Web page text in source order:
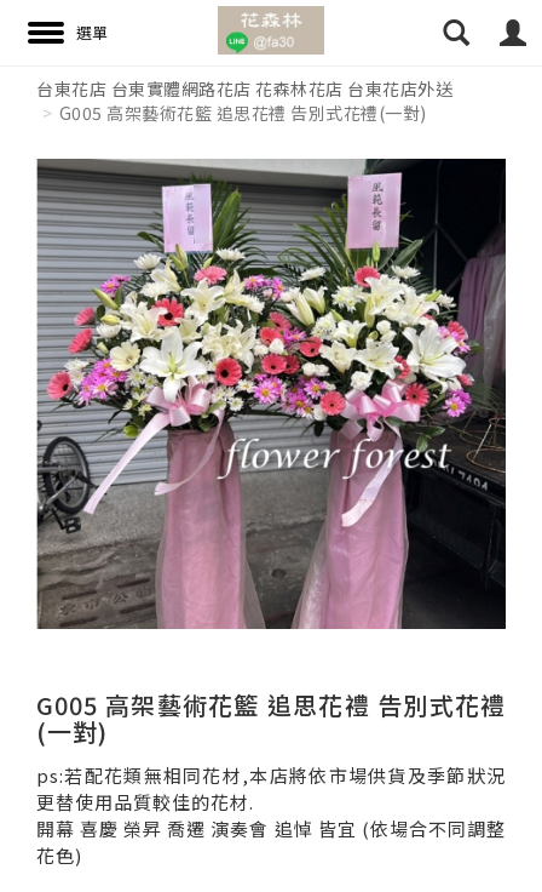
台東花店 台東實體網路花店 花森林花店 台東花店外送
G005 高架藝術花籃 追思花禮 告別式花禮(一對)
G005 高架藝術花籃 追思花禮 告別式花禮
(一對)
ps:若配花類無相同花材,本店將依市場供貨及季節狀況
更替使用品質較佳的花材.
開幕 喜慶 榮昇 喬遷 演奏會 追悼 皆宜 (依場合不同調整
花色)